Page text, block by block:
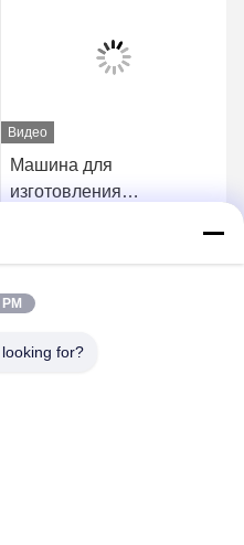
Видео
Машина для
изготовления
Вакуумный экструдер
кирпича
Получите самую
for?